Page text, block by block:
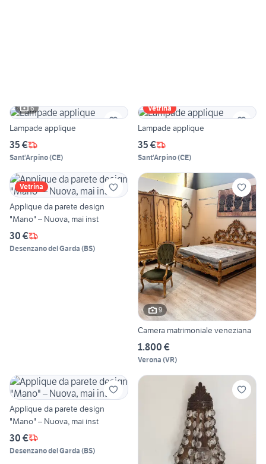
6
Lampade applique
35 €
Sant'Arpino(CE)
Vetrina
Lampade applique
35 €
Sant'Arpino(CE)
Vetrina
Applique da parete design
"Mano" – Nuova, mai inst
30 €
Desenzano del Garda (BS)
9
Camera matrimoniale veneziana
1.800 €
Verona (VR)
Applique da parete design
"Mano" – Nuova, mai inst
30 €
Desenzano del Garda (BS)